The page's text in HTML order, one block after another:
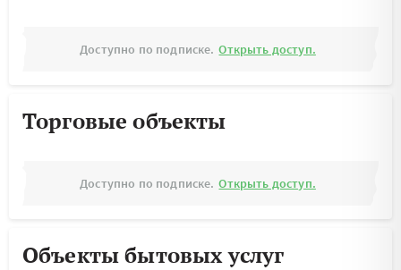
Доступно по подписке. Открыть доступ.
Торговые объекты
Доступно по подписке. Открыть доступ.
Объекты бытовых услуг